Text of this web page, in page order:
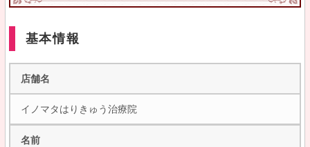
基本情報
店舗名
イノマタはりきゅう治療院
名前